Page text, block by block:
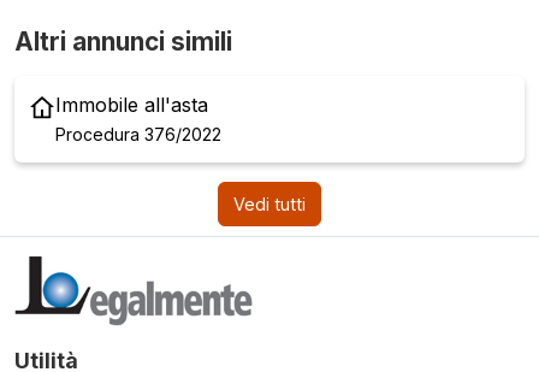
Altri annunci simili
Immobile all'asta
Procedura 376/2022
Vedi tutti
Utilità